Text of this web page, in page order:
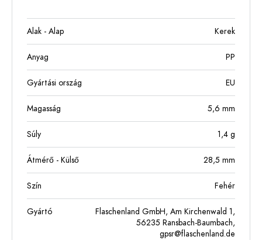
Alak - Alap Kerek
Anyag PP
Gyártási ország EU
Magasság 5,6 mm
Súly 1,4 g
Átmérő - Külső 28,5 mm
Szín Fehér
Gyártó
Flaschenland GmbH, Am Kirchenwald 1,
56235 Ransbach-Baumbach,
gpsr@flaschenland.de